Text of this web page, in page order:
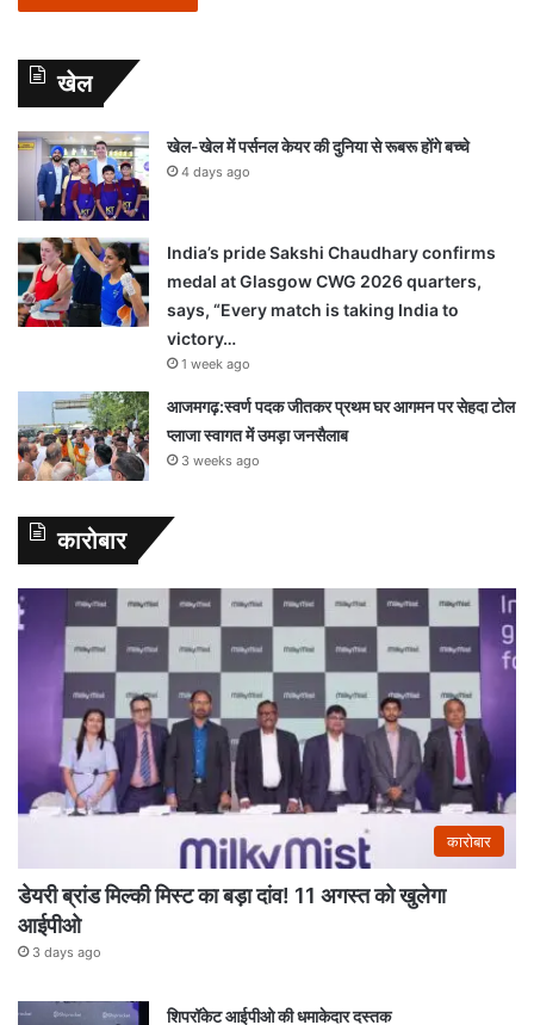
खेल
खेल-खेल में पर्सनल केयर की दुनिया से रूबरू होंगे बच्चे
4 days ago
India’s pride Sakshi Chaudhary confirms
medal at Glasgow CWG 2026 quarters,
says, “Every match is taking India to
victory…
1 week ago
आजमगढ़:स्वर्ण पदक जीतकर प्रथम घर आगमन पर सेहदा टोल
प्लाजा स्वागत में उमड़ा जनसैलाब
3 weeks ago
कारोबार
कारोबार
डेयरी ब्रांड मिल्की मिस्ट का बड़ा दांव! 11 अगस्त को खुलेगा
आईपीओ
3 days ago
शिपरॉकेट आईपीओ की धमाकेदार दस्तक